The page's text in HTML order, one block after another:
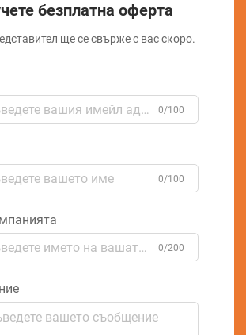
безплатна оферта
ще се свърже с вас скоро.
0/100
0/100
0/200